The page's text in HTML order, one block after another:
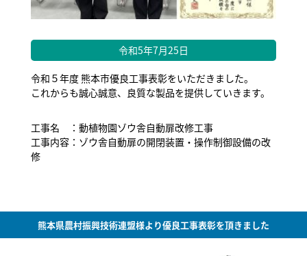
令和5年7月25日
令和５年度 熊本市優良工事表彰をいただきました。
これからも誠心誠意、良質な製品を提供していきます。
工事名 ：動植物園ゾウ舎自動扉改修工事
工事内容：ゾウ舎自動扉の開閉装置・操作制御設備の改
修
熊本県農村振興技術連盟様より優良工事表彰を頂きました